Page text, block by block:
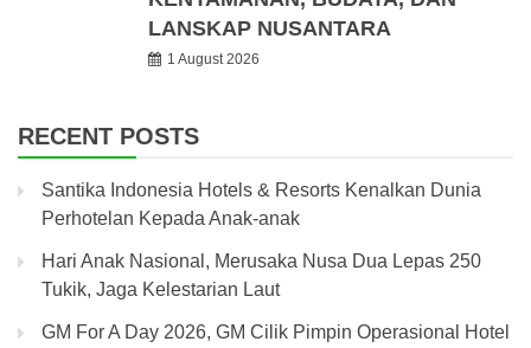
LANSKAP NUSANTARA
1 August 2026
RECENT POSTS
Santika Indonesia Hotels & Resorts Kenalkan Dunia
Perhotelan Kepada Anak-anak
Hari Anak Nasional, Merusaka Nusa Dua Lepas 250
Tukik, Jaga Kelestarian Laut
GM For A Day 2026, GM Cilik Pimpin Operasional Hotel